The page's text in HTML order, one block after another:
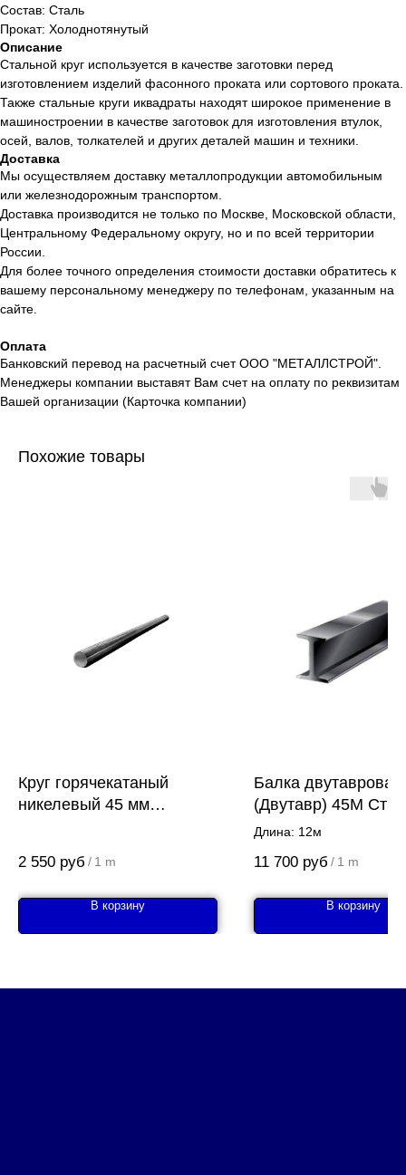
Состав: Сталь
Прокат: Холоднотянутый
Описание
Стальной круг используется в качестве заготовки перед
изготовлением изделий фасонного проката или сортового проката.
Также стальные круги иквадраты находят широкое применение в
машиностроении в качестве заготовок для изготовления втулок,
осей, валов, толкателей и других деталей машин и техники.
Доставка
Мы осуществляем доставку металлопродукции автомобильным
или железнодорожным транспортом.
Доставка производится не только по Москве, Московской области,
Центральному Федеральному округу, но и по всей территории
России.
Для более точного определения стоимости доставки обратитесь к
вашему персональному менеджеру по телефонам, указанным на
сайте.
Оплата
Банковский перевод на расчетный счет ООО "МЕТАЛЛСТРОЙ".
Менеджеры компании выставят Вам счет на оплату по реквизитам
Вашей организации (Карточка компании)
Похожие товары
Круг горячекатаный
никелевый 45 мм
2 550 руб / 1 m
В корзину
Балка двутавровая
(Двутавр) 45М Ст3
Длина: 12м
11 700 руб / 1 m
В корзину